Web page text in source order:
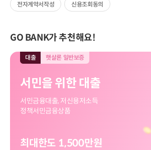
전자계약서작성 신용조회동의
GO BANK가 추천해요!
대출 햇살론 일반보증
서민을 위한 대출
서민금융대출, 저신용저소득
정책서민금융상품
최대한도 1,500만원
대출 모바일전용
직장인 신규대출
대출신청부터 송금까지
쉽고 빠르게
최대한도 8천만원
보고파플러스 파킹통장
입출금 자유!
하루만 맡겨도 이자가 쏠쏠
최고 3.20%
마이버킷 정기적금
나의 버킷리스트를 이뤄줄
마이버킷 정기적금
최고금리 3.00%
서민을 위한 대출
최대한도 1,500만원
직장인 신규대출
최대한도 8천만원